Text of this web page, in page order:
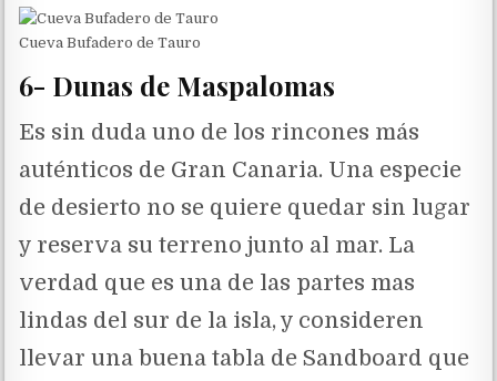
Cueva Bufadero de Tauro
6- Dunas de Maspalomas
Es sin duda uno de los rincones más
auténticos de Gran Canaria. Una especie
de desierto no se quiere quedar sin lugar
y reserva su terreno junto al mar. La
verdad que es una de las partes mas
lindas del sur de la isla, y consideren
llevar una buena tabla de Sandboard que